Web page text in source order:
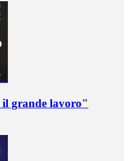
grande lavoro"